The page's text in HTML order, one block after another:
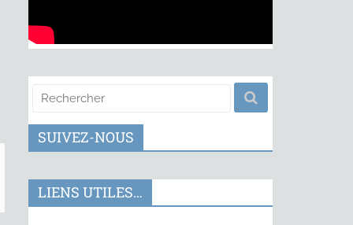
SUIVEZ-NOUS
LIENS UTILES…